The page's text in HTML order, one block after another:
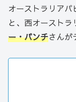
オーストラリアパ
と、西オーストラ
ー・パンチさんが